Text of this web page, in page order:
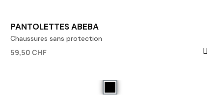
PANTOLETTES ABEBA
Chaussures sans protection
59,50 CHF